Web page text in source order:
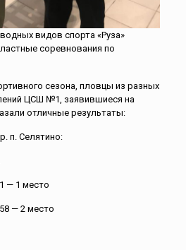
видов спорта «Руза»
соревнования по
сезона, пловцы из разных
ЦСШ №1, заявившиеся на
отличные результаты:
п. Селятино:
— 1 место
— 2 место